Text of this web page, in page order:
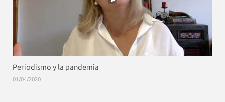
Periodismo y la pandemia
01/04/2020